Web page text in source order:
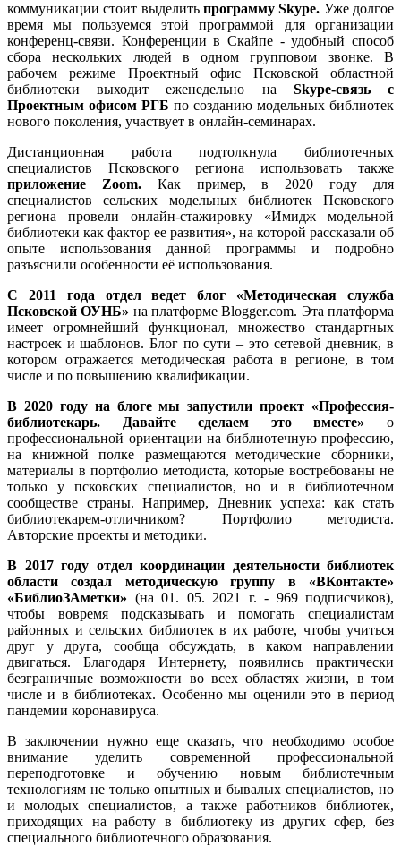
коммуникации стоит выделить программу Skype. Уже долгое
время мы пользуемся этой программой для организации
конференц-связи. Конференции в Скайпе - удобный способ
сбора нескольких людей в одном групповом звонке. В
рабочем режиме Проектный офис Псковской областной
библиотеки выходит еженедельно на Skype-связь с
Проектным офисом РГБ по созданию модельных библиотек
нового поколения, участвует в онлайн-семинарах.
Дистанционная работа подтолкнула библиотечных
специалистов Псковского региона использовать также
приложение Zoom. Как пример, в 2020 году для
специалистов сельских модельных библиотек Псковского
региона провели онлайн-стажировку «Имидж модельной
библиотеки как фактор ее развития», на которой рассказали об
опыте использования данной программы и подробно
разъяснили особенности её использования.
С 2011 года отдел ведет блог
«Методическая служба
Псковской ОУНБ» на платформе Blogger.com. Эта платформа
имеет огромнейший функционал, множество стандартных
настроек и шаблонов. Блог по сути – это сетевой дневник, в
котором отражается методическая работа в регионе, в том
числе и по повышению квалификации.
В 2020 году на блоге мы запустили проект «Профессия-
библиотекарь. Давайте сделаем это вместе» о
профессиональной ориентации на библиотечную профессию,
на книжной полке размещаются методические сборники,
материалы в портфолио методиста, которые востребованы не
только у псковских специалистов, но и в библиотечном
сообществе страны. Например, Дневник успеха: как стать
библиотекарем-отличником? Портфолио методиста.
Авторские проекты и методики.
В 2017 году отдел координации деятельности библиотек
области создал методическую группу в «ВКонтакте»
«БиблиоЗАметки» (на 01. 05. 2021 г. - 969 подписчиков),
чтобы вовремя подсказывать и помогать специалистам
районных и сельских библиотек в их работе, чтобы учиться
друг у друга, сообща обсуждать, в каком направлении
двигаться. Благодаря Интернету, появились практически
безграничные возможности во всех областях жизни, в том
числе и в библиотеках. Особенно мы оценили это в период
пандемии коронавируса.
В заключении нужно еще сказать, что необходимо особое
внимание уделить современной профессиональной
переподготовке и обучению новым библиотечным
технологиям не только опытных и бывалых специалистов, но
и молодых специалистов, а также работников библиотек,
приходящих на работу в библиотеку из других сфер, без
специального библиотечного образования.